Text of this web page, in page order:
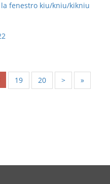
fenestro kiu/kniu/kikniu
19 20 > »